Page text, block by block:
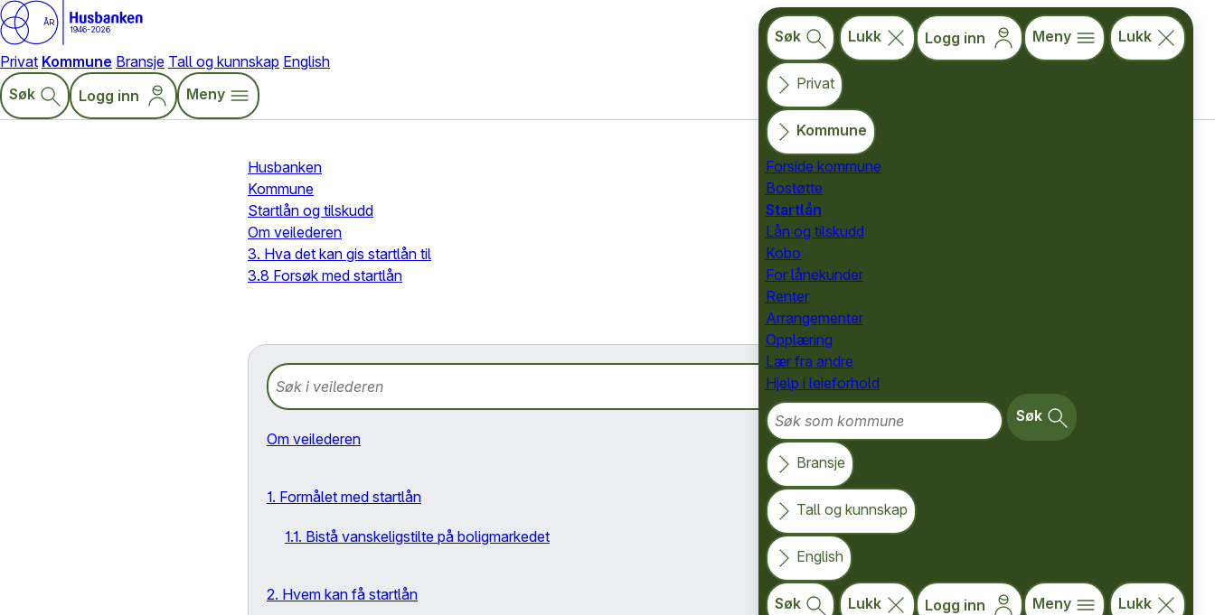
ÅR
1946-2026
Privat Kommune Bransje Tall og kunnskap English
Søk
Logg inn Meny
Søk Lukk Logg inn Meny Lukk
Privat
Kommune
Forside kommune
Bostøtte
Startlån
Lån og tilskudd
Kobo
For lånekunder
Renter
Arrangementer
Opplæring
Lær fra andre
Hjelp i leieforhold
Søk som kommune
Søk
Bransje
Tall og kunnskap
English
Søk Lukk Logg inn Meny Lukk
Husbanken
Kommune
Startlån og tilskudd
Om veilederen
3. Hva det kan gis startlån til
3.8 Forsøk med startlån
Søk i veilederen
Om veilederen
1. Formålet med startlån
1.1. Bistå vanskeligstilte på boligmarkedet
2. Hvem kan få startlån